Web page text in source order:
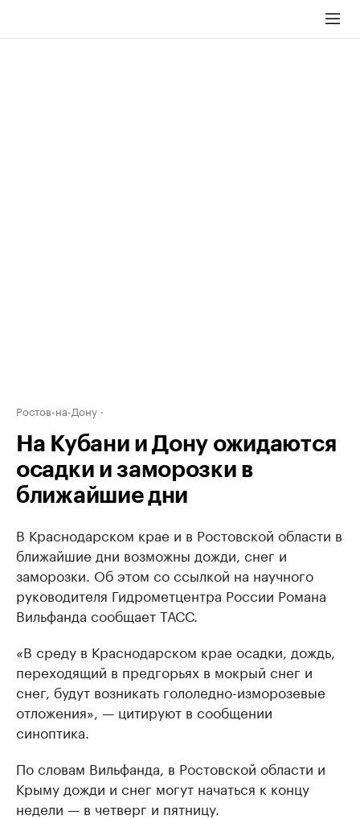
Ростов-на-Дону
На Кубани и Дону ожидаются
осадки и заморозки в
ближайшие дни
В Краснодарском крае и в Ростовской области в
ближайшие дни возможны дожди, снег и
заморозки. Об этом со ссылкой на научного
руководителя Гидрометцентра России Романа
Вильфанда сообщает ТАСС.
«В среду в Краснодарском крае осадки, дождь,
переходящий в предгорьях в мокрый снег и
снег, будут возникать гололедно-изморозевые
отложения», — цитируют в сообщении
синоптика.
По словам Вильфанда, в Ростовской области и
Крыму дожди и снег могут начаться к концу
недели — в четверг и пятницу.